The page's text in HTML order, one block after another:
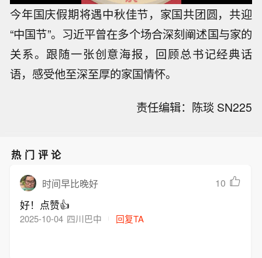
今年国庆假期将遇中秋佳节，家国共团圆，共迎
“中国节”。习近平曾在多个场合深刻阐述国与家的
关系。跟随一张创意海报，回顾总书记经典话
语，感受他至深至厚的家国情怀。
责任编辑：陈琰 SN225
热门评论
时间早比晚好 10
好！点赞👍
2025-10-04 四川巴中 回复TA